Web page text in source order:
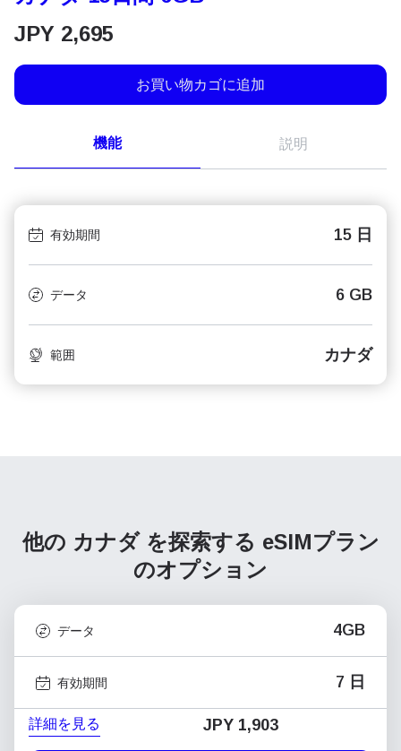
JPY 2,695
お買い物カゴに追加
機能 説明
有効期間 15 日
データ 6 GB
範囲 カナダ
他の カナダ を探索する eSIMプラン
のオプション
データ 4GB
有効期間 7 日
詳細を見る JPY 1,903